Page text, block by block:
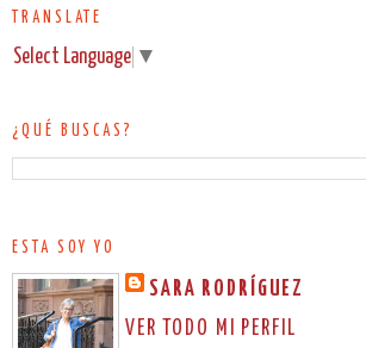
TRANSLATE
Select Language ▼
¿QUÉ BUSCAS?
ESTA SOY YO
SARA RODRÍGUEZ
VER TODO MI PERFIL